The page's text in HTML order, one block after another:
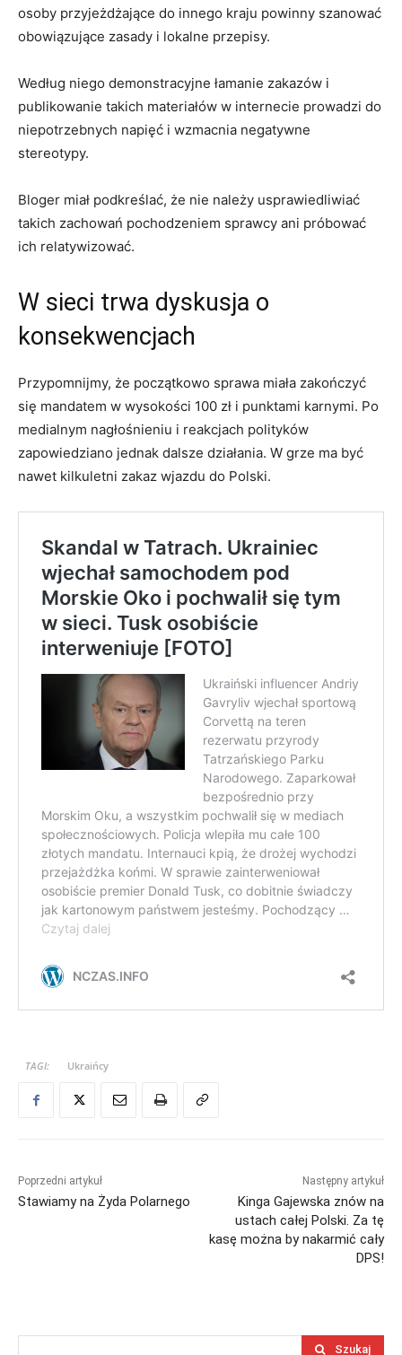
osoby przyjeżdżające do innego kraju powinny szanować
obowiązujące zasady i lokalne przepisy.
Według niego demonstracyjne łamanie zakazów i
publikowanie takich materiałów w internecie prowadzi do
niepotrzebnych napięć i wzmacnia negatywne
stereotypy.
Bloger miał podkreślać, że nie należy usprawiedliwiać
takich zachowań pochodzeniem sprawcy ani próbować
ich relatywizować.
W sieci trwa dyskusja o
konsekwencjach
Przypomnijmy, że początkowo sprawa miała zakończyć
się mandatem w wysokości 100 zł i punktami karnymi. Po
medialnym nagłośnieniu i reakcjach polityków
zapowiedziano jednak dalsze działania. W grze ma być
nawet kilkuletni zakaz wjazdu do Polski.
TAGI: Ukraińcy
Poprzedni artykuł
Stawiamy na Żyda Polarnego
Następny artykuł
Kinga Gajewska znów na
ustach całej Polski. Za tę
kasę można by nakarmić cały
DPS!
Szukaj